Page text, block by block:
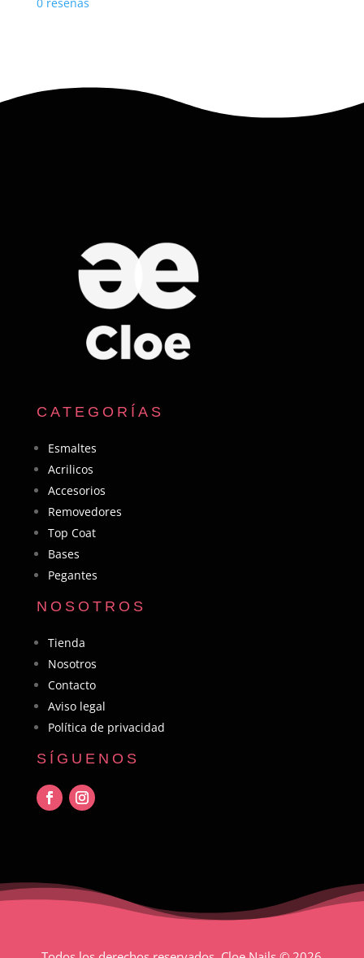
CATEGORÍAS
Esmaltes
Acrilicos
Accesorios
Removedores
Top Coat
Bases
Pegantes
NOSOTROS
Tienda
Nosotros
Contacto
Aviso legal
Política de privacidad
SÍGUENOS